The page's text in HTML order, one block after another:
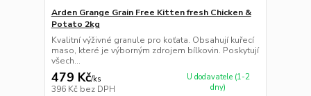
Arden Grange Grain Free Kitten fresh Chicken &
Potato 2kg
Kvalitní výživné granule pro koťata. Obsahují kuřecí
maso, které je výborným zdrojem bílkovin. Poskytují
všech...
479 Kč/ks
396 Kč bez DPH
U dodavatele (1-2
dny)